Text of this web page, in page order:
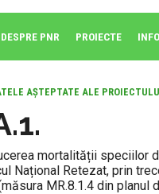
DESPRE PNR PROIECTE
AȘTEPTATE ALE
mortalității speciilor
Național Retezat, prin
MR.8.1.4 din planul